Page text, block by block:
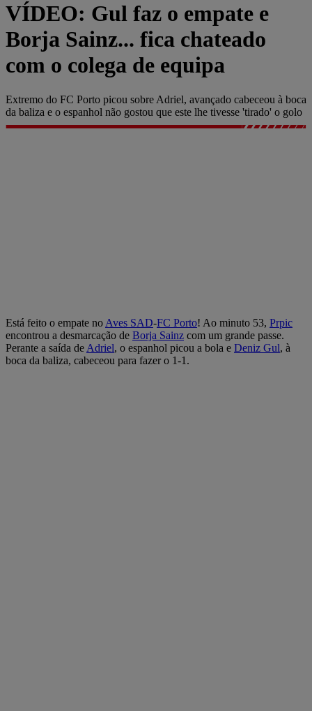
VÍDEO: Gul faz o empate e
Borja Sainz... fica chateado
com o colega de equipa
Extremo do FC Porto picou sobre Adriel, avançado cabeceou à boca
da baliza e o espanhol não gostou que este lhe tivesse 'tirado' o golo
Está feito o empate no Aves SAD-FC Porto! Ao minuto 53, Prpic
encontrou a desmarcação de Borja Sainz com um grande passe.
Perante a saída de Adriel, o espanhol picou a bola e Deniz Gul, à
boca da baliza, cabeceou para fazer o 1-1.